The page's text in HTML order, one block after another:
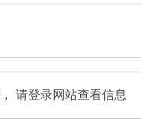
， 请登录网站查看信息